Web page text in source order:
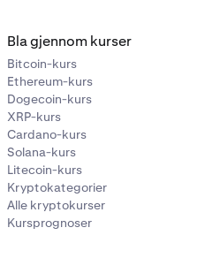
Bla gjennom kurser
Bitcoin-kurs
Ethereum-kurs
Dogecoin-kurs
XRP-kurs
Cardano-kurs
Solana-kurs
Litecoin-kurs
Kryptokategorier
Alle kryptokurser
Kursprognoser